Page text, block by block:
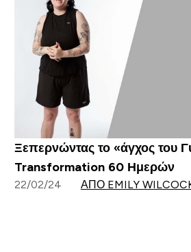
Ξεπερνώντας το «άγχος του
Transformation 60 Ημερών
22/02/24 ΑΠΌ EMILY